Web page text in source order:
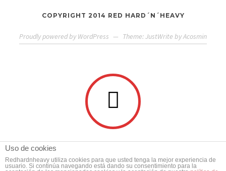
COPYRIGHT 2014 RED HARD´N´HEAVY
Proudly powered by WordPress — Theme: JustWrite byAcosmin
Uso de cookies
Redhardnheavy utiliza cookies para que usted tenga la mejor experiencia de
usuario. Si continúa navegando está dando su consentimiento para la